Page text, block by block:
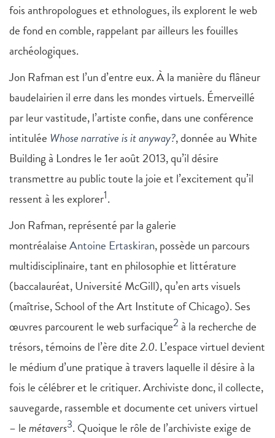
fois anthropologues et ethnologues, ils explorent le web
de fond en comble, rappelant par ailleurs les fouilles
archéologiques.
Jon Rafman est l’un d’entre eux. À la manière du flâneur
baudelairien il erre dans les mondes virtuels. Émerveillé
par leur vastitude, l’artiste confie, dans une conférence
intitulée Whose narrative is it anyway?, donnée au White
Building à Londres le 1er août 2013, qu’il désire
transmettre au public toute la joie et l’excitement qu’il
ressent à les explorer1.
Jon Rafman, représenté par la galerie
montréalaiseAntoine Ertaskiran, possède un parcours
multidisciplinaire, tant en philosophie et littérature
(baccalauréat, Université McGill), qu’en arts visuels
(maîtrise, School of the Art Institute of Chicago). Ses
œuvres parcourent le web surfacique2 à la recherche de
trésors, témoins de l’ère dite2.0. L’espace virtuel devient
le médium d’une pratique à travers laquelle il désire à la
fois le célébrer et le critiquer. Archiviste donc, il collecte,
sauvegarde, rassemble et documente cet univers virtuel
– lemétavers3. Quoique le rôle de l’archiviste exige de